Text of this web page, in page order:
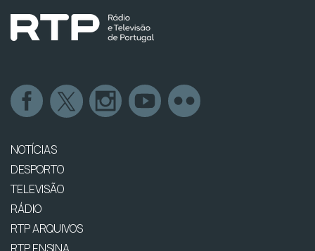
NOTÍCIAS
DESPORTO
TELEVISÃO
RÁDIO
RTP ARQUIVOS